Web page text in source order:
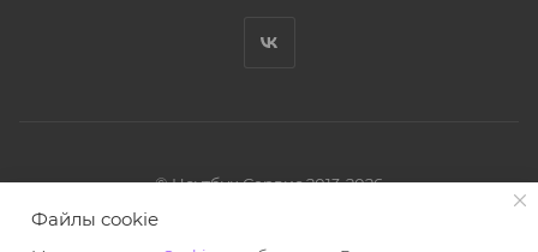
© Ноутбук Сервис 2013-2026
Интернет-магазин запчастей и аксессуаров
Файлы cookie